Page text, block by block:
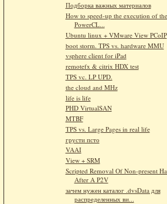
Подборка важных материалов
How to speed-up the execution of
PowerCL...
Ubuntu linux + VMware View PCoIP
boot storm. TPS vs. hardware MMU
vsphere client for iPad
remotefx & citrix HDX test
TPS vc. LP UPD.
the cloud and MHz
life is life
PHD VirtualSAN
MTBF
TPS vs. Large Pages in real life
грусти псто
VAAI
View + SRM
Scripted Removal Of Non-present
After A P2V
зачем нужен каталог .dvsData для
распределенных ви...